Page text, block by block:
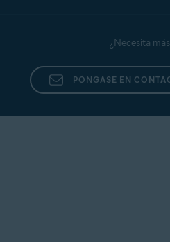
¿Necesita
PÓNGASE EN